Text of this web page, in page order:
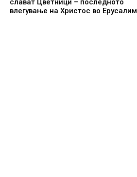
слават Цветници – последното
влегување на Христос во Ерусалим